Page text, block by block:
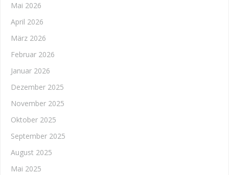
Mai 2026
April 2026
März 2026
Februar 2026
Januar 2026
Dezember 2025
November 2025
Oktober 2025
September 2025
August 2025
Mai 2025